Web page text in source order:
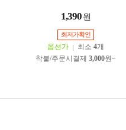
1,390 원
최저가확인
옵션가 최소 4개
착불/주문시결제 3,000원~